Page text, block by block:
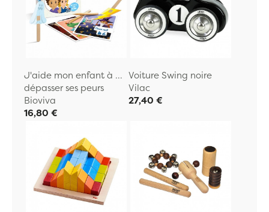
J'aide mon enfant à ...
dépasser ses peurs
Bioviva
16,80 €
Voiture Swing noire
Vilac
27,40 €